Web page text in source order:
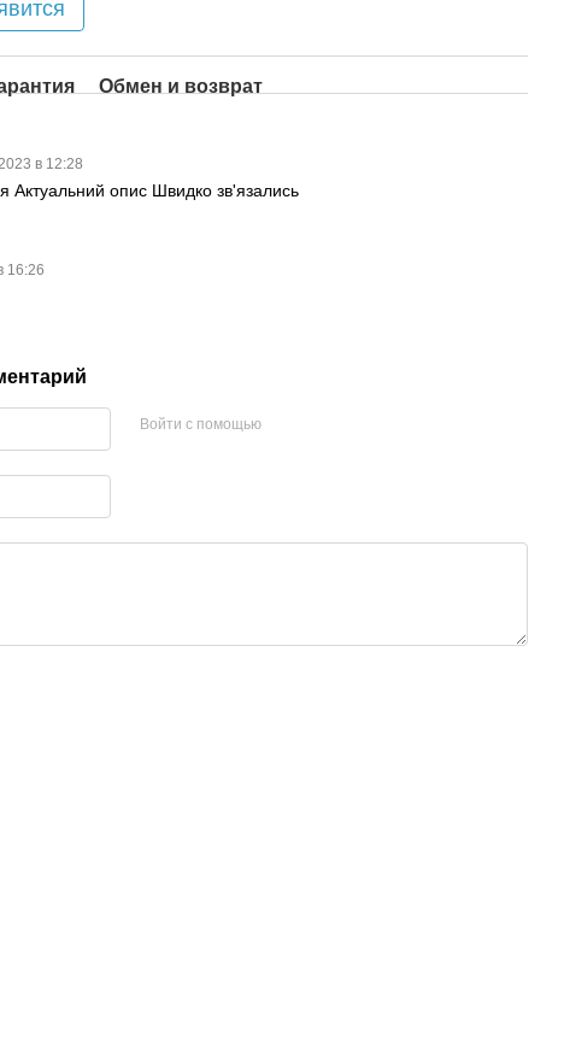
Обмен и возврат
в 12:28
Актуальний опис Швидко зв'язались
16:26
Войти с помощью